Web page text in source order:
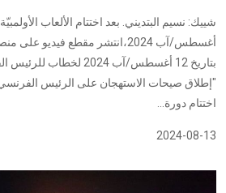
بتاريخ 12 أغسطس/آب 2024
"إطلاق صيحات الاستهجان على الرئيس
اختتام دورة...
2024-08-13